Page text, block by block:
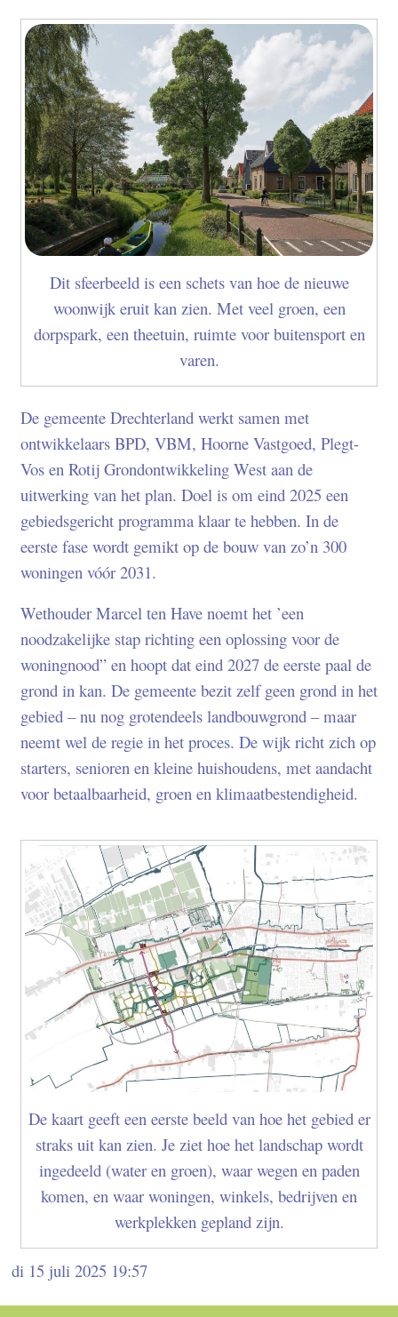
Dit sfeerbeeld is een schets van hoe de nieuwe
woonwijk eruit kan zien. Met veel groen, een
dorpspark, een theetuin, ruimte voor buitensport en
varen.
De gemeente Drechterland werkt samen met
ontwikkelaars BPD, VBM, Hoorne Vastgoed, Plegt-
Vos en Rotij Grondontwikkeling West aan de
uitwerking van het plan. Doel is om eind 2025 een
gebiedsgericht programma klaar te hebben. In de
eerste fase wordt gemikt op de bouw van zo’n 300
woningen vóór 2031.
Wethouder Marcel ten Have noemt het ’een
noodzakelijke stap richting een oplossing voor de
woningnood” en hoopt dat eind 2027 de eerste paal de
grond in kan. De gemeente bezit zelf geen grond in het
gebied – nu nog grotendeels landbouwgrond – maar
neemt wel de regie in het proces. De wijk richt zich op
starters, senioren en kleine huishoudens, met aandacht
voor betaalbaarheid, groen en klimaatbestendigheid.
De kaart geeft een eerste beeld van hoe het gebied er
straks uit kan zien. Je ziet hoe het landschap wordt
ingedeeld (water en groen), waar wegen en paden
komen, en waar woningen, winkels, bedrijven en
werkplekken gepland zijn.
di 15 juli 2025 19:57